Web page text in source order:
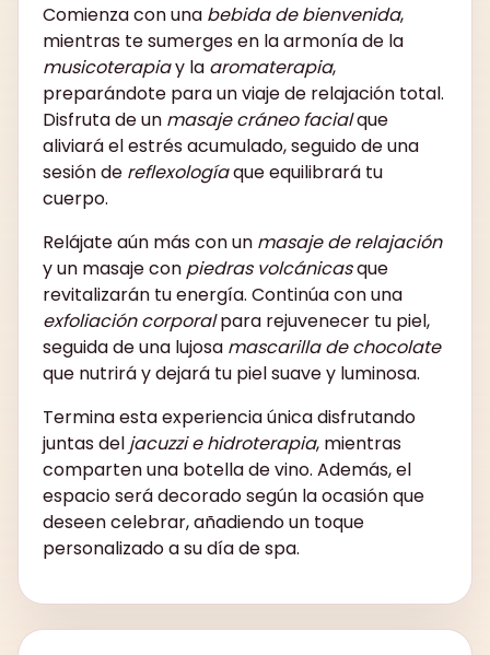
Comienza con una bebida de bienvenida,
mientras te sumerges en la armonía de la
musicoterapiay la aromaterapia,
preparándote para un viaje de relajación total.
Disfruta de un masaje cráneo facialque
aliviará el estrés acumulado, seguido de una
sesión de reflexologíaque equilibrará tu
cuerpo.
Relájate aún más con un masaje de relajación
y un masaje con piedras volcánicasque
revitalizarán tu energía. Continúa con una
exfoliación corporalpara rejuvenecer tu piel,
seguida de una lujosa mascarilla de chocolate
que nutrirá y dejará tu piel suave y luminosa.
Termina esta experiencia única disfrutando
juntas del jacuzzi e hidroterapia, mientras
comparten una botella de vino. Además, el
espacio será decorado según la ocasión que
deseen celebrar, añadiendo un toque
personalizado a su día de spa.